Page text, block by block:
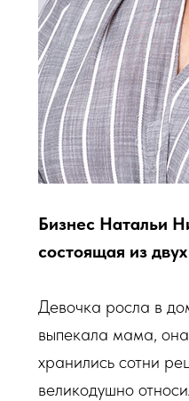
Бизнес Натальи
состоящая из
Девочка росла в
выпекала мама,
хранились сотни
великодушно